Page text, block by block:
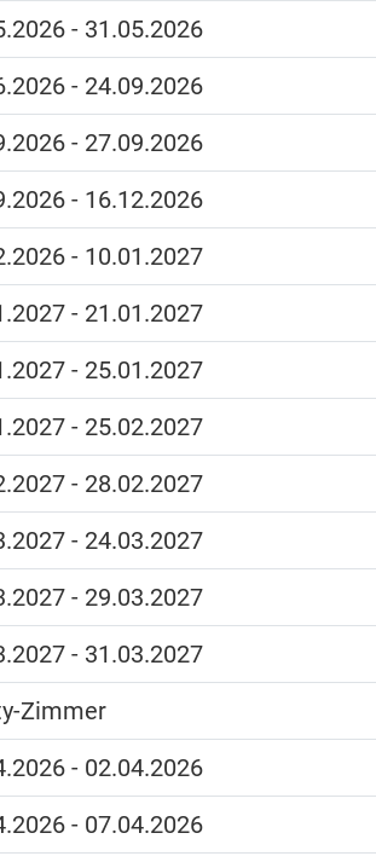
- 31.05.2026
- 24.09.2026
- 27.09.2026
- 16.12.2026
- 10.01.2027
- 21.01.2027
- 25.01.2027
- 25.02.2027
- 28.02.2027
- 24.03.2027
- 29.03.2027
- 31.03.2027
Zimmer
- 02.04.2026
- 07.04.2026